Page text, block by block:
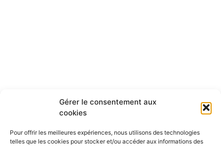
Gérer le consentement aux
cookies
Pour offrir les meilleures expériences, nous utilisons des technologies
telles que les cookies pour stocker et/ou accéder aux informations des
photographes & architecture